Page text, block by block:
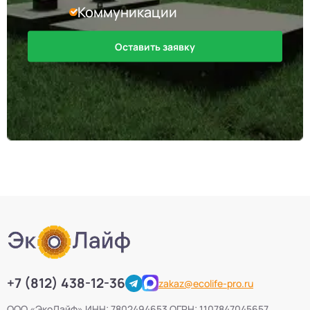
Коммуникации
Оставить заявку
+7 (812) 438-12-36
zakaz@ecolife-pro.ru